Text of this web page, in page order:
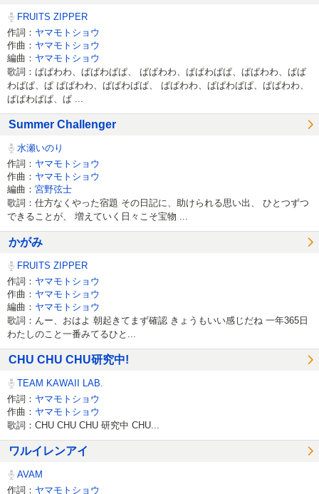
FRUITS ZIPPER
作詞： ヤマモトショウ
作曲： ヤマモトショウ
編曲： ヤマモトショウ
歌詞：ぱぱわわ、ぱぱわぱぱ、 ぱぱわわ、ぱぱわぱぱ、ぱぱわわ、ぱぱ
わぱぱ、ぱ ぱぱわわ、ぱぱわぱぱ、 ぱぱわわ、ぱぱわぱぱ、ぱぱわわ、
ぱぱわぱぱ、ぱ ...
Summer Challenger
水瀬いのり
作詞： ヤマモトショウ
作曲： ヤマモトショウ
編曲： 宮野弦士
歌詞：仕方なくやった宿題 その日記に、助けられる思い出、 ひとつずつ
できることが、 増えていく日々こそ宝物 ...
かがみ
FRUITS ZIPPER
作詞： ヤマモトショウ
作曲： ヤマモトショウ
編曲： ヤマモトショウ
歌詞：んー、おはよ 朝起きてまず確認 きょうもいい感じだね 一年365日
わたしのこと一番みてるひと...
CHU CHU CHU研究中!
TEAM KAWAII LAB.
作詞： ヤマモトショウ
作曲： ヤマモトショウ
歌詞：CHU CHU CHU 研究中 CHU...
ワルイレンアイ
AVAM
作詞： ヤマモトショウ